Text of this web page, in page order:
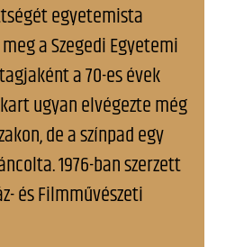
egyetemista
a Szegedi Egyetemi
a 70-es évek
ugyan elvégezte még
de a színpad egy
1976-ban szerzett
és Filmművészeti